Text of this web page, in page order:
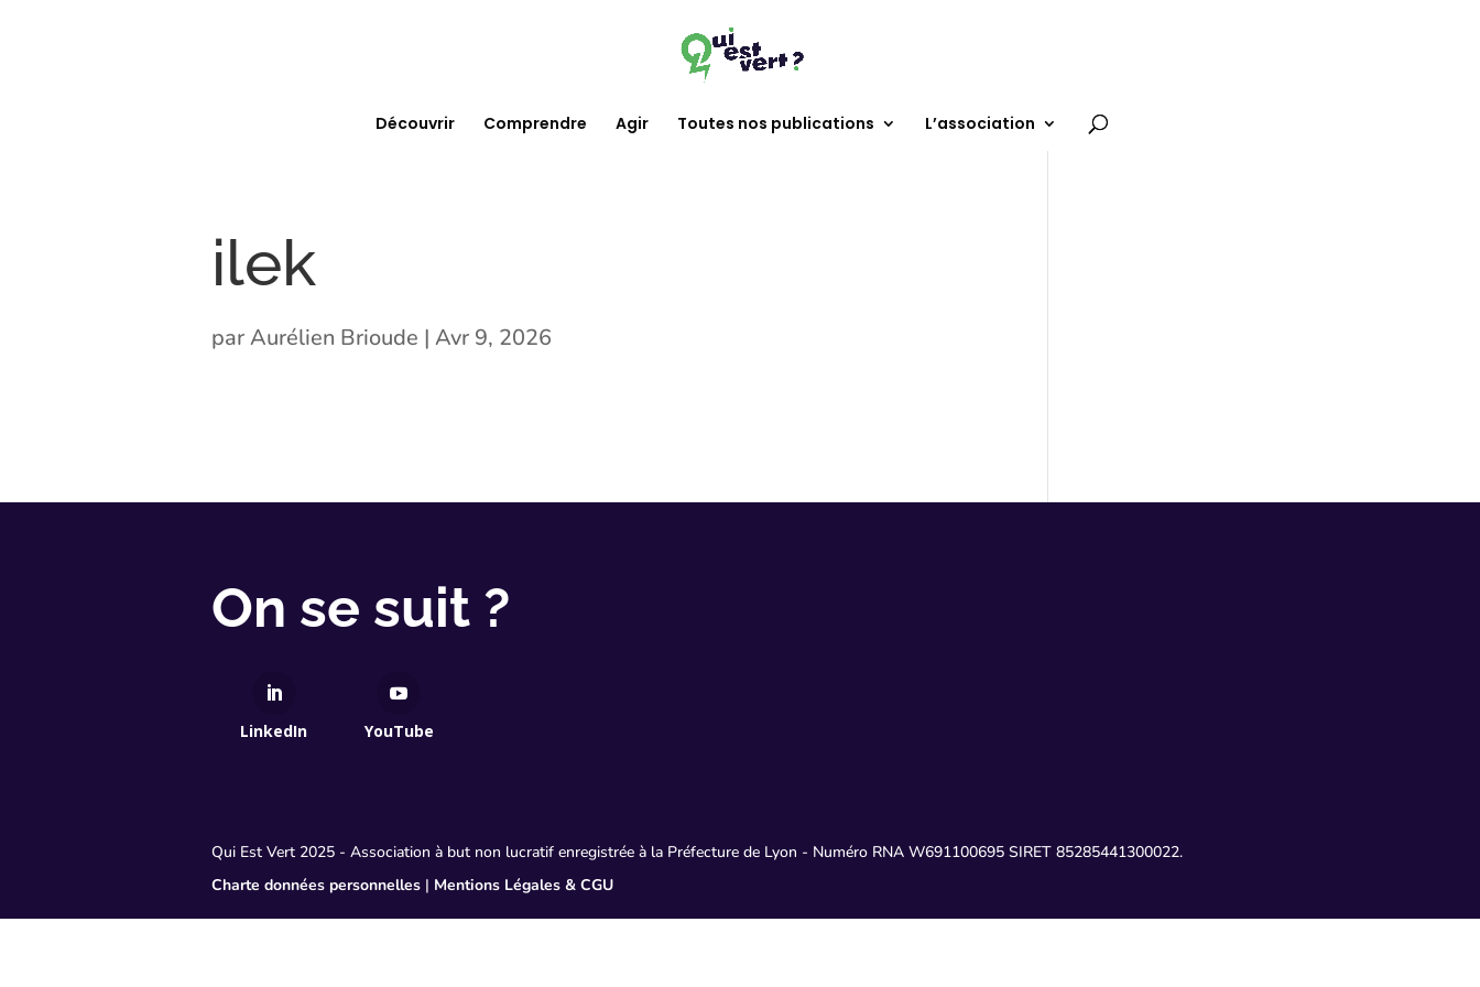
Découvrir Comprendre Agir Toutes nos publications L’association
ilek
parAurélien Brioude | Avr 9, 2026
On se suit ?
LinkedIn YouTube
Qui Est Vert 2025 - Association à but non lucratif enregistrée à la Préfecture de Lyon - Numéro RNA W691100695 SIRET 85285441300022.
Charte données personnelles | Mentions Légales & CGU